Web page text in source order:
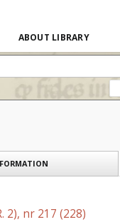
ABOUT LIBRARY
2), nr 217 (228)